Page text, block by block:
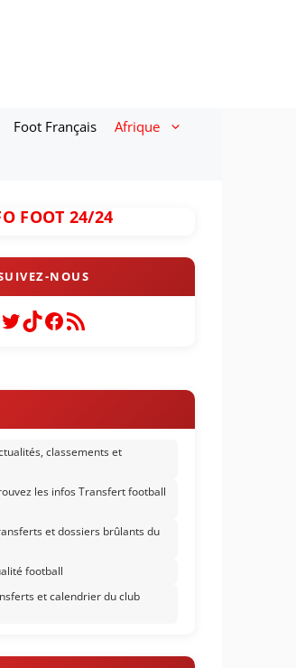
Foot Français Afrique
FOOT 24/24
Twitter
TikTok
Facebook
Flux RSS
classements et
les infos Transfert football
et dossiers brûlants du
football
et calendrier du club